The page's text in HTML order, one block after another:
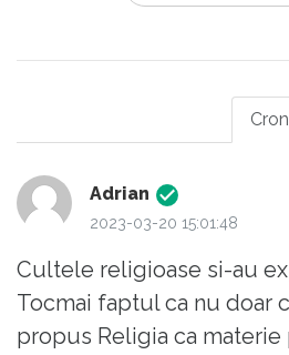
Adrian
2023-03-20 15:01:48
Cultele religioase si-au
Tocmai faptul ca nu doar
propus Religia ca materie